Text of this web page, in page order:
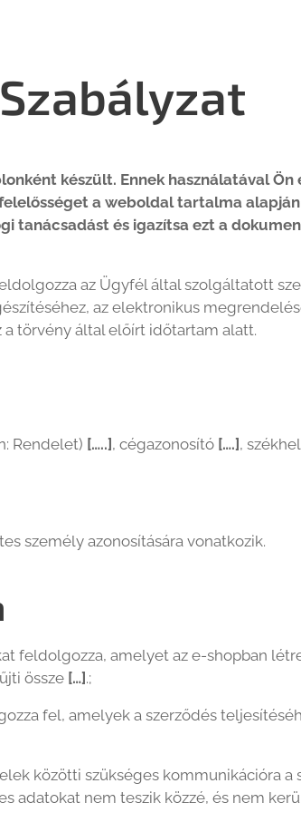
készült. Ennek használatával Ön
a weboldal tartalma
tanácsadást és igazítsa ezt a
az Ügyfél által szolgáltatott
az elektronikus
törvény által előírt időtartam alatt.
Rendelet) […..] , cégazonosító [….] ,
személy azonosítására vonatkozik.
feldolgozza, amelyet az e-shopban
össze […] .;
fel, amelyek a szerződés
közötti szükséges kommunikációra a
adatokat nem teszik közzé, és nem